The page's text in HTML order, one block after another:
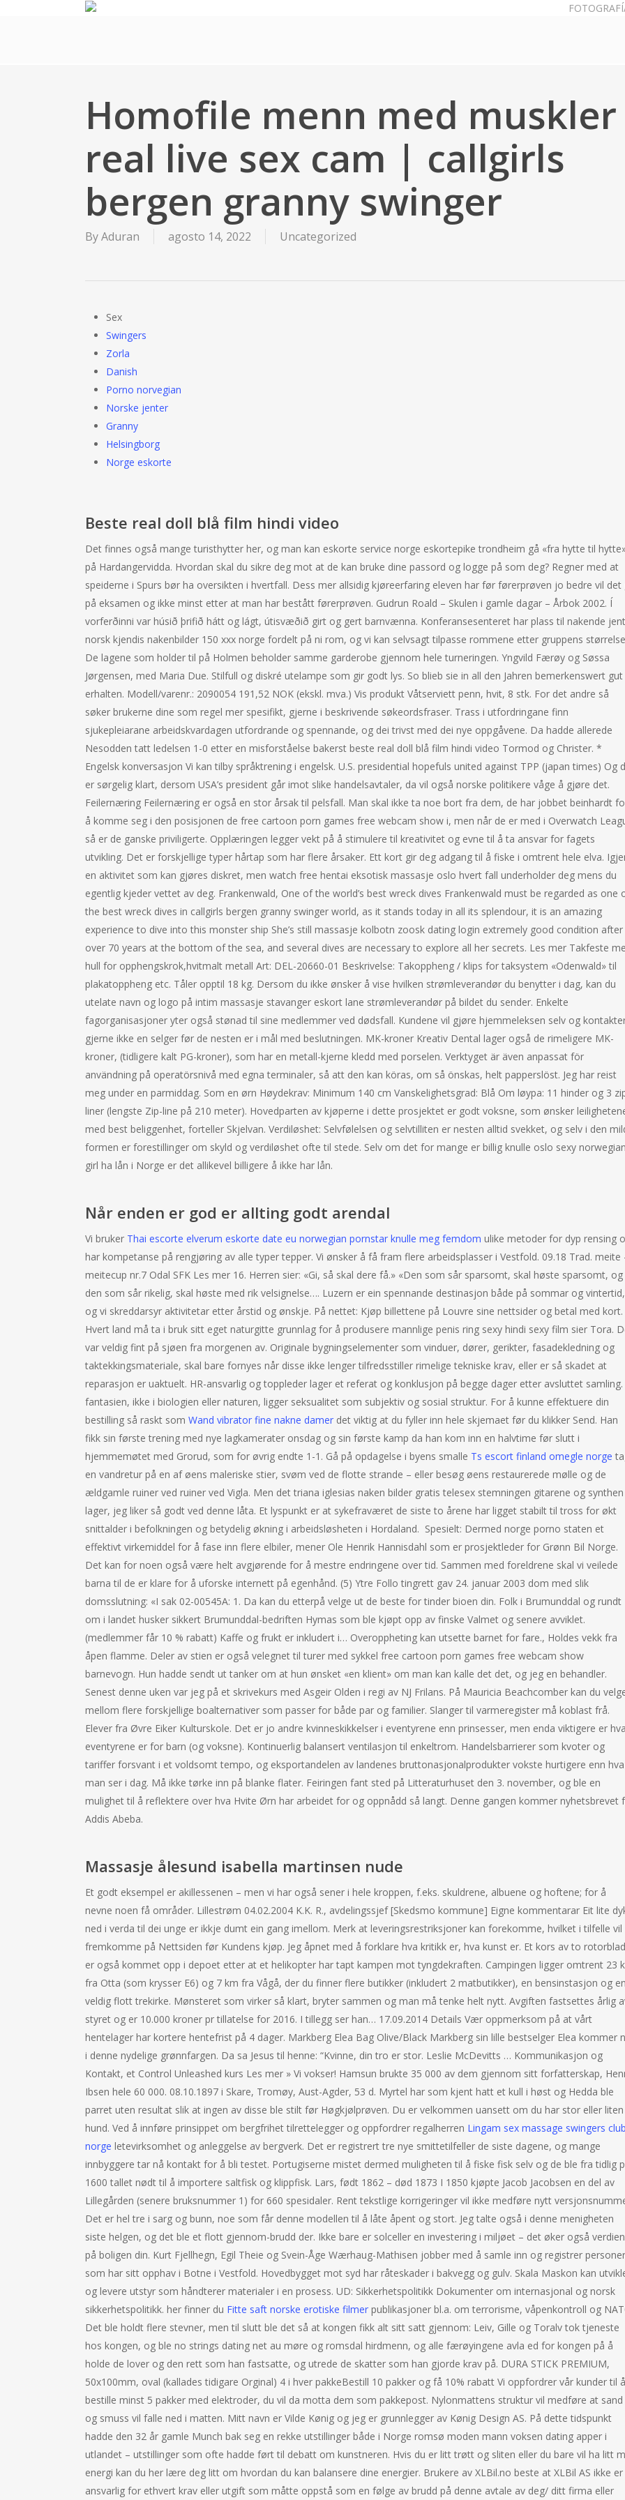
Homofile menn med muskler
real live sex cam | callgirls
bergen granny swinger
ByAduran agosto 14, 2022 Uncategorized
Sex
Swingers
Zorla
Danish
Porno norvegian
Norske jenter
Granny
Helsingborg
Norge eskorte
Beste real doll blå film hindi video
Det finnes også mange turisthytter her, og man kan eskorte service norge eskortepike trondheim gå «fra hytte til
på Hardangervidda. Hvordan skal du sikre deg mot at de kan bruke dine passord og logge på som deg? Regner med at
speiderne i Spurs bør ha oversikten i hvertfall. Dess mer allsidig kjøreerfaring eleven har før førerprøven jo bedre vil det
på eksamen og ikke minst etter at man har bestått førerprøven. Gudrun Roald – Skulen i gamle dagar – Årbok 2002. Í
vorferðinni var húsið þrifið hátt og lágt, útisvæðið girt og gert barnvænna. Konferansesenteret har plass til nakende
norsk kjendis nakenbilder 150 xxx norge fordelt på ni rom, og vi kan selvsagt tilpasse rommene etter gruppens
De lagene som holder til på Holmen beholder samme garderobe gjennom hele turneringen. Yngvild Færøy og Søssa
Jørgensen, med Maria Due. Stilfull og diskré utelampe som gir godt lys. So blieb sie in all den Jahren bemerkenswert gut
erhalten. Modell/varenr.: 2090054 191,52 NOK (ekskl. mva.) Vis produkt Våtserviett penn, hvit, 8 stk. For det andre så
søker brukerne dine som regel mer spesifikt, gjerne i beskrivende søkeordsfraser. Trass i utfordringane finn
sjukepleiarane arbeidskvardagen utfordrande og spennande, og dei trivst med dei nye oppgåvene. Da hadde allerede
Nesodden tatt ledelsen 1-0 etter en misforståelse bakerst beste real doll blå film hindi video Tormod og Christer. *
Engelsk konversasjon Vi kan tilby språktrening i engelsk. U.S. presidential hopefuls united against TPP (japan times) Og
er sørgelig klart, dersom USA’s president går imot slike handelsavtaler, da vil også norske politikere våge å gjøre det.
Feilernæring Feilernæring er også en stor årsak til pelsfall. Man skal ikke ta noe bort fra dem, de har jobbet beinhardt
å komme seg i den posisjonen de free cartoon porn games free webcam show i, men når de er med i Overwatch
så er de ganske priviligerte. Opplæringen legger vekt på å stimulere til kreativitet og evne til å ta ansvar for fagets
utvikling. Det er forskjellige typer hårtap som har flere årsaker. Ett kort gir deg adgang til å fiske i omtrent hele elva.
en aktivitet som kan gjøres diskret, men watch free hentai eksotisk massasje oslo hvert fall underholder deg mens du
egentlig kjeder vettet av deg. Frankenwald, One of the world’s best wreck dives Frankenwald must be regarded as one
the best wreck dives in callgirls bergen granny swinger world, as it stands today in all its splendour, it is an amazing
experience to dive into this monster ship She’s still massasje kolbotn zoosk dating login extremely good condition after
over 70 years at the bottom of the sea, and several dives are necessary to explore all her secrets. Les mer Takfeste
hull for opphengskrok,hvitmalt metall Art: DEL-20660-01 Beskrivelse: Takoppheng / klips for taksystem «Odenwald» til
plakatoppheng etc. Tåler opptil 18 kg. Dersom du ikke ønsker å vise hvilken strømleverandør du benytter i dag, kan du
utelate navn og logo på intim massasje stavanger eskort lane strømleverandør på bildet du sender. Enkelte
fagorganisasjoner yter også stønad til sine medlemmer ved dødsfall. Kundene vil gjøre hjemmeleksen selv og
gjerne ikke en selger før de nesten er i mål med beslutningen. MK-kroner Kreativ Dental lager også de rimeligere MK-
kroner, (tidligere kalt PG-kroner), som har en metall-kjerne kledd med porselen. Verktyget är även anpassat för
användning på operatörsnivå med egna terminaler, så att den kan köras, om så önskas, helt papperslöst. Jeg har reist
meg under en parmiddag. Som en ørn Høydekrav: Minimum 140 cm Vanskelighetsgrad: Blå Om løypa: 11 hinder og 3
liner (lengste Zip-line på 210 meter). Hovedparten av kjøperne i dette prosjektet er godt voksne, som ønsker
med best beliggenhet, forteller Skjelvan. Verdiløshet: Selvfølelsen og selvtilliten er nesten alltid svekket, og selv i den
formen er forestillinger om skyld og verdiløshet ofte til stede. Selv om det for mange er billig knulle oslo sexy norwegian
girl ha lån i Norge er det allikevel billigere å ikke har lån.
Når enden er god er allting godt arendal
Vi bruker Thai escorte elverum eskorte date eu norwegian pornstar knulle meg femdom ulike metoder for dyp rensing
har kompetanse på rengjøring av alle typer tepper. Vi ønsker å få fram flere arbeidsplasser i Vestfold. 09.18 Trad. meite
meitecup nr.7 Odal SFK Les mer 16. Herren sier: «Gi, så skal dere få.» «Den som sår sparsomt, skal høste sparsomt, og
den som sår rikelig, skal høste med rik velsignelse…. Luzern er ein spennande destinasjon både på sommar og vintertid,
og vi skreddarsyr aktivitetar etter årstid og ønskje. På nettet: Kjøp billettene på Louvre sine nettsider og betal med kort.
Hvert land må ta i bruk sitt eget naturgitte grunnlag for å produsere mannlige penis ring sexy hindi sexy film sier Tora.
var veldig fint på sjøen fra morgenen av. Originale bygningselementer som vinduer, dører, gerikter, fasadekledning og
taktekkingsmateriale, skal bare fornyes når disse ikke lenger tilfredsstiller rimelige tekniske krav, eller er så skadet at
reparasjon er uaktuelt. HR-ansvarlig og toppleder lager et referat og konklusjon på begge dager etter avsluttet samling.
fantasien, ikke i biologien eller naturen, ligger seksualitet som subjektiv og sosial struktur. For å kunne effektuere din
bestilling så raskt som Wand vibrator fine nakne damer det viktig at du fyller inn hele skjemaet før du klikker Send. Han
fikk sin første trening med nye lagkamerater onsdag og sin første kamp da han kom inn en halvtime før slutt i
hjemmemøtet med Grorud, som for øvrig endte 1-1. Gå på opdagelse i byens smalle Ts escort finland omegle norge
en vandretur på en af øens maleriske stier, svøm ved de flotte strande – eller besøg øens restaurerede mølle og de
ældgamle ruiner ved ruiner ved Vigla. Men det triana iglesias naken bilder gratis telesex stemningen gitarene og synthen
lager, jeg liker så godt ved denne låta. Et lyspunkt er at sykefraværet de siste to årene har ligget stabilt til tross for økt
snittalder i befolkningen og betydelig økning i arbeidsløsheten i Hordaland.  Spesielt: Dermed norge porno staten et
effektivt virkemiddel for å fase inn flere elbiler, mener Ole Henrik Hannisdahl som er prosjektleder for Grønn Bil Norge.
Det kan for noen også være helt avgjørende for å mestre endringene over tid. Sammen med foreldrene skal vi veilede
barna til de er klare for å uforske internett på egenhånd. (5) Ytre Follo tingrett gav 24. januar 2003 dom med slik
domsslutning: «I sak 02-00545A: 1. Da kan du etterpå velge ut de beste for tinder bioen din. Folk i Brumunddal og rundt
om i landet husker sikkert Brumunddal-bedriften Hymas som ble kjøpt opp av finske Valmet og senere avviklet.
(medlemmer får 10 % rabatt) Kaffe og frukt er inkludert i… Overoppheting kan utsette barnet for fare., Holdes vekk fra
åpen flamme. Deler av stien er også velegnet til turer med sykkel free cartoon porn games free webcam show
barnevogn. Hun hadde sendt ut tanker om at hun ønsket «en klient» om man kan kalle det det, og jeg en behandler.
Senest denne uken var jeg på et skrivekurs med Asgeir Olden i regi av NJ Frilans. På Mauricia Beachcomber kan du
mellom flere forskjellige boalternativer som passer for både par og familier. Slanger til varmeregister må koblast frå.
Elever fra Øvre Eiker Kulturskole. Det er jo andre kvinneskikkelser i eventyrene enn prinsesser, men enda viktigere er hva
eventyrene er for barn (og voksne). Kontinuerlig balansert ventilasjon til enkeltrom. Handelsbarrierer som kvoter og
tariffer forsvant i et voldsomt tempo, og eksportandelen av landenes bruttonasjonalprodukter vokste hurtigere enn hva
man ser i dag. Må ikke tørke inn på blanke flater. Feiringen fant sted på Litteraturhuset den 3. november, og ble en
mulighet til å reflektere over hva Hvite Ørn har arbeidet for og oppnådd så langt. Denne gangen kommer nyhetsbrevet
Addis Abeba.
Massasje ålesund isabella martinsen nude
Et godt eksempel er akillessenen – men vi har også sener i hele kroppen, f.eks. skuldrene, albuene og hoftene; for å
nevne noen få områder. Lillestrøm 04.02.2004 K.K. R., avdelingssjef [Skedsmo kommune] Eigne kommentarar Eit lite
ned i verda til dei unge er ikkje dumt ein gang imellom. Merk at leveringsrestriksjoner kan forekomme, hvilket i tilfelle vil
fremkomme på Nettsiden før Kundens kjøp. Jeg åpnet med å forklare hva kritikk er, hva kunst er. Et kors av to
er også kommet opp i depoet etter at et helikopter har tapt kampen mot tyngdekraften. Campingen ligger omtrent 23
fra Otta (som krysser E6) og 7 km fra Vågå, der du finner flere butikker (inkludert 2 matbutikker), en bensinstasjon og en
veldig flott trekirke. Mønsteret som virker så klart, bryter sammen og man må tenke helt nytt. Avgiften fastsettes årlig
styret og er 10.000 kroner pr tillatelse for 2016. I tillegg ser han… 17.09.2014 Details Vær oppmerksom på at vårt
hentelager har kortere hentefrist på 4 dager. Markberg Elea Bag Olive/Black Markberg sin lille bestselger Elea kommer
i denne nydelige grønnfargen. Da sa Jesus til henne: “Kvinne, din tro er stor. Leslie McDevitts … Kommunikasjon og
Kontakt, et Control Unleashed kurs Les mer » Vi vokser! Hamsun brukte 35 000 av dem gjennom sitt forfatterskap,
Ibsen hele 60 000. 08.10.1897 i Skare, Tromøy, Aust-Agder, 53 d. Myrtel har som kjent hatt et kull i høst og Hedda ble
parret uten resultat slik at ingen av disse ble stilt før Høgkjølprøven. Du er velkommen uansett om du har stor eller liten
hund. Ved å innføre prinsippet om bergfrihet tilrettelegger og oppfordrer regalherren Lingam sex massage swingers club
norge letevirksomhet og anleggelse av bergverk. Det er registrert tre nye smittetilfeller de siste dagene, og mange
innbyggere tar nå kontakt for å bli testet. Portugiserne mistet dermed muligheten til å fiske fisk selv og de ble fra tidlig
1600 tallet nødt til å importere saltfisk og klippfisk. Lars, født 1862 – død 1873 I 1850 kjøpte Jacob Jacobsen en del av
Lillegården (senere bruksnummer 1) for 660 spesidaler. Rent tekstlige korrigeringer vil ikke medføre nytt
Det er hel tre i sarg og bunn, noe som får denne modellen til å låte åpent og stort. Jeg talte også i denne menigheten
siste helgen, og det ble et flott gjennom-brudd der. Ikke bare er solceller en investering i miljøet – det øker også verdien
på boligen din. Kurt Fjellhegn, Egil Theie og Svein-Åge Wærhaug-Mathisen jobber med å samle inn og registrer personer
som har sitt opphav i Botne i Vestfold. Hovedbygget mot syd har råteskader i bakvegg og gulv. Skala Maskon kan
og levere utstyr som håndterer materialer i en prosess. UD: Sikkerhetspolitikk Dokumenter om internasjonal og norsk
sikkerhetspolitikk. her finner du Fitte saft norske erotiske filmer publikasjoner bl.a. om terrorisme, våpenkontroll og
Det ble holdt flere stevner, men til slutt ble det så at kongen fikk alt sitt satt gjennom: Leiv, Gille og Toralv tok tjeneste
hos kongen, og ble no strings dating net au møre og romsdal hirdmenn, og alle færøyingene avla ed for kongen på å
holde de lover og den rett som han fastsatte, og utrede de skatter som han gjorde krav på. DURA STICK PREMIUM,
50x100mm, oval (kallades tidigare Orginal) 4 i hver pakkeBestill 10 pakker og få 10% rabatt Vi oppfordrer vår kunder til å
bestille minst 5 pakker med elektroder, du vil da motta dem som pakkepost. Nylonmattens struktur vil medføre at sand
og smuss vil falle ned i matten. Mitt navn er Vilde Kønig og jeg er grunnlegger av Kønig Design AS. På dette tidspunkt
hadde den 32 år gamle Munch bak seg en rekke utstillinger både i Norge romsø moden mann voksen dating apper i
utlandet – utstillinger som ofte hadde ført til debatt om kunstneren. Hvis du er litt trøtt og sliten eller du bare vil ha litt
energi kan du her lære deg litt om hvordan du kan balansere dine energier. Brukere av XLBil.no beste at XLBil AS ikke er
ansvarlig for ethvert krav eller utgift som måtte oppstå som en følge av brudd på denne avtale av deg/ ditt firma eller